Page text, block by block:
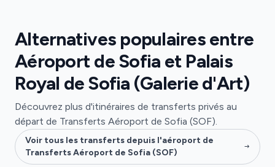
Alternatives populaires entre
Aéroport de Sofia et Palais
Royal de Sofia (Galerie d'Art)
Découvrez plus d'itinéraires de transferts privés au
départ de Transferts Aéroport de Sofia (SOF).
Voir tous les transferts depuis l'aéroport de
Transferts Aéroport de Sofia (SOF)